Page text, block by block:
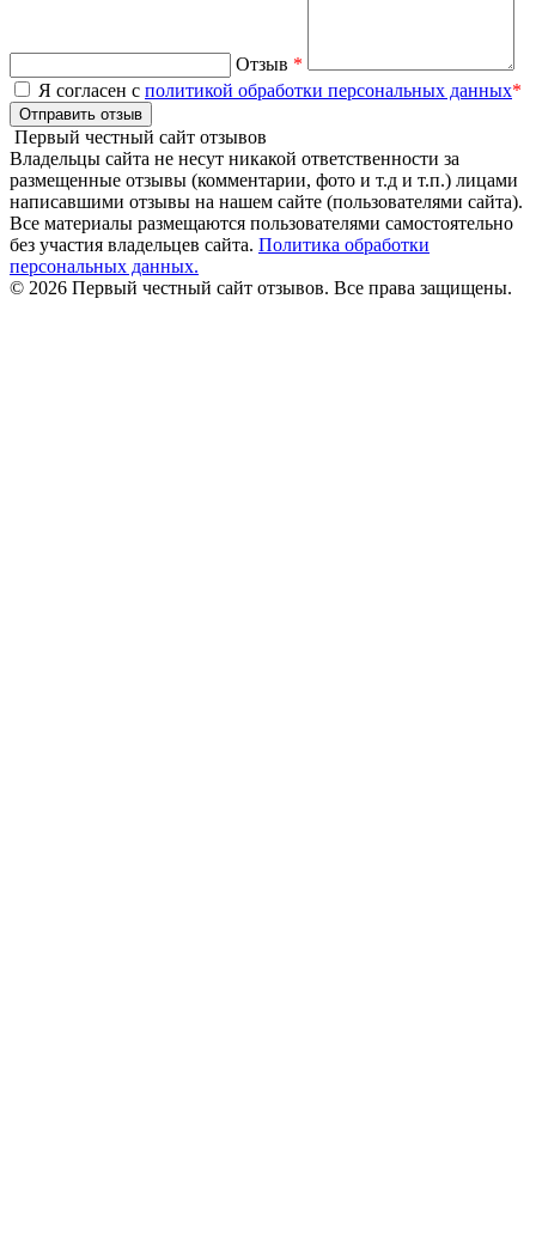
Отзыв *
Я согласен с политикой обработки персональных данных*
Отправить отзыв
Первый честный сайт отзывов
Владельцы сайта не несут никакой ответственности за
размещенные отзывы (комментарии, фото и т.д и т.п.) лицами
написавшими отзывы на нашем сайте (пользователями сайта).
Все материалы размещаются пользователями самостоятельно
без участия владельцев сайта. Политика обработки
персональных данных.
© 2026 Первый честный сайт отзывов. Все права защищены.